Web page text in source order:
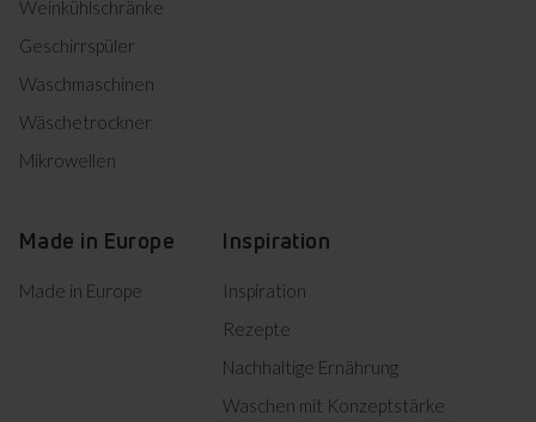
Product photo EC 744 100 C
Product photo EC 744 100 C
Product photo EC 744 100 C
Weinkühlschränke
Geschirrspüler
Waschmaschinen
Wäschetrockner
Mikrowellen
Made in Europe
Made in Europe
Inspiration
Inspiration
Rezepte
Nachhaltige Ernährung
Waschen mit Konzeptstärke